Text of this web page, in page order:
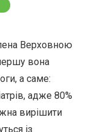
Верховною
вона
а саме:
адже 80%
вирішити
із